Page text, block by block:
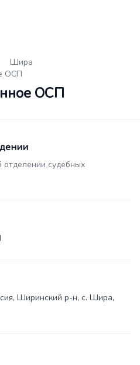
Шира
ОСП
ОСП
судебных
Ширинский р-н, с. Шира,